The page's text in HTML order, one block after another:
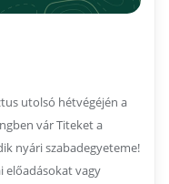
utolsó hétvégéjén a
vár Titeket a
nyári szabadegyeteme!
előadásokat vagy